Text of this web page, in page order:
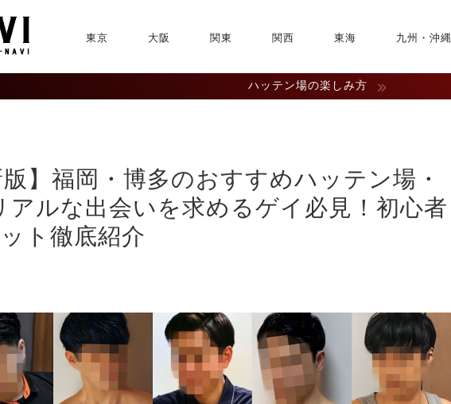
東京 大阪 関東 関西 東海 九州・沖縄
ハッテン場の楽しみ方
版】福岡・博多のおすすめハッテン場・
アルな出会いを求めるゲイ必見！初心者
ト徹底紹介